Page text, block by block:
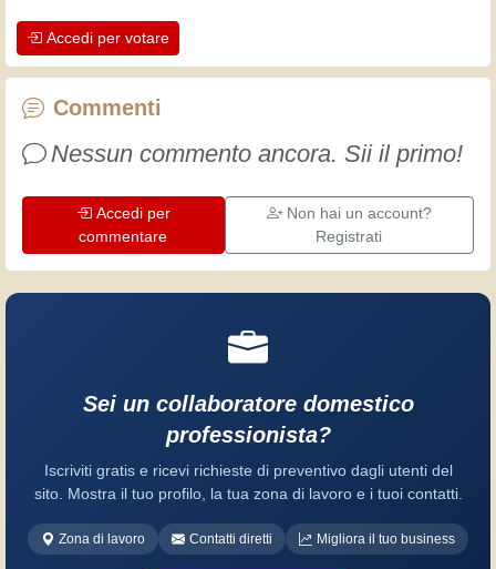
Accedi per votare
Commenti
Nessun commento ancora. Sii il primo!
Accedi per
commentare
Non hai un account?
Registrati
Sei un collaboratore domestico
professionista?
Iscriviti gratis e ricevi richieste di preventivo dagli utenti del
sito. Mostra il tuo profilo, la tua zona di lavoro e i tuoi contatti.
Zona di lavoro Contatti diretti Migliora il tuo business